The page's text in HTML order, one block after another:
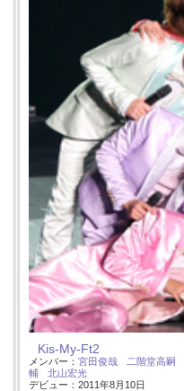
Kis-My-Ft2
メンバー： 宮田俊哉 二階堂高嗣
輔
北山宏光
デビュー：2011年8月10日